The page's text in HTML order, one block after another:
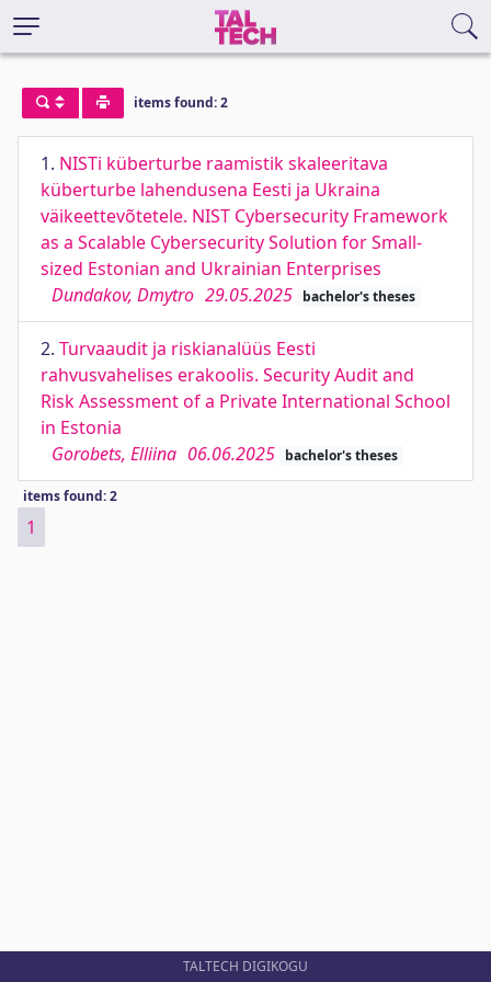
items found: 2
1. NISTi küberturbe raamistik skaleeritava
küberturbe lahendusena Eesti ja Ukraina
väikeettevõtetele. NIST Cybersecurity Framework
as a Scalable Cybersecurity Solution for Small-
sized Estonian and Ukrainian Enterprises
Dundakov, Dmytro 29.05.2025 bachelor's theses
2. Turvaaudit ja riskianalüüs Eesti
rahvusvahelises erakoolis. Security Audit and
Risk Assessment of a Private International School
in Estonia
Gorobets, Elliina 06.06.2025 bachelor's theses
items found: 2
1
TALTECH DIGIKOGU